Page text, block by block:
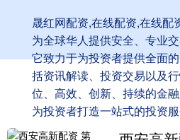
晟红网配资,在线配资,在线配
为全球华人提供安全、专业交
它致力于为投资者提供全面
括资讯解读、投资交易以及
位、高效、创新、持续的金
为投资者打造一站式的投资服